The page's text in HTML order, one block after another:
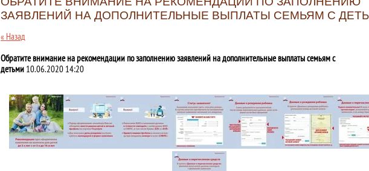
ЗАЯВЛЕНИЙ НА ДОПОЛНИТЕЛЬНЫЕ ВЫПЛАТЫ СЕМЬЯМ С
« Назад
Обратите внимание на рекомендации по заполнению заявлений на дополнительные выплаты семьям с
детьми 10.06.2020 14:20